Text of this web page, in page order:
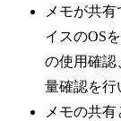
メモが共
イスのOS
の使用確認
量確認を行
メモの共